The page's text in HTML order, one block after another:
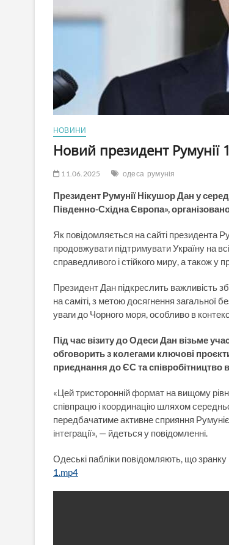
НОВИНИ
Новий президент Румунії
11.06.2025 одеса румунія
Президент Румунії Нікушор Дан у
Південно-Східна Європа»,
Як повідомляється на сайті президента
продовжувати підтримувати Україну на
справедливого і стійкого миру, а також у
Президент Дан підкреслить важливість
на саміті, з метою досягнення загальної
уваги до Чорного моря, особливо в
Під час візиту до Одеси Дан візьме
обговорить з колегами ключові
приєднання до ЄС та співробітництво в
«Цей тристоронній формат на вищому
співпрацю і координацію шляхом
передбачатиме активне сприяння
інтеграції», — йдеться у повідомленні.
Одеські пабліки повідомляють, що зранку
1.mp4